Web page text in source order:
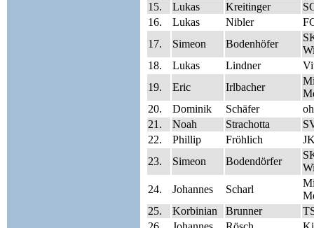
15.
Lukas Kreitinger
16.
Lukas Nibler
17.
Simeon Bodenhöfer
18.
Lukas Lindner
19.
Eric Irlbacher
20.
Dominik Schäfer
21.
Noah Strachotta
22.
Phillip Fröhlich
23.
Simeon Bodendörfer
24.
Johannes Scharl
25.
Korbinian Brunner